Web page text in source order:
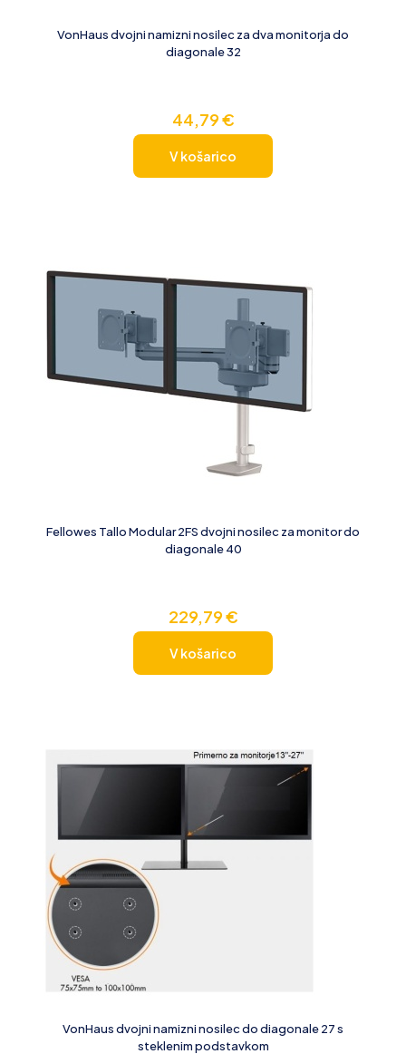
VonHaus dvojni namizni nosilec za dva monitorja do
diagonale 32
44,79€
V košarico
Fellowes Tallo Modular 2FS dvojni nosilec za monitor do
diagonale 40
229,79€
V košarico
VonHaus dvojni namizni nosilec do diagonale 27 s
steklenim podstavkom